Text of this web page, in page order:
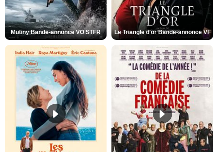
Mutiny Bande-annonce VO STFR Le Triangle d'or Bande-annonce VF